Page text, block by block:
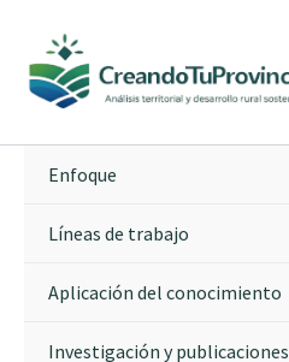
contenido
Enfoque
Líneas de trabajo
Aplicación del conocimiento
Investigación y publicaciones